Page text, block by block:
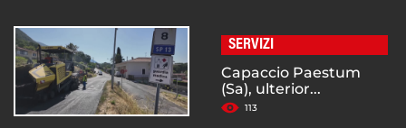
SERVIZI
Capaccio Paestum
(Sa), ulterior...
113